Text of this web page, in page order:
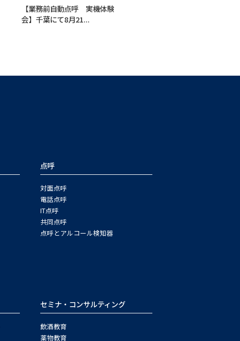
【業務前自動点呼 実機体験
会】千葉にて8月21...
点呼
対面点呼
電話点呼
IT点呼
共同点呼
点呼とアルコール検知器
セミナ・コンサルティング
飲酒教育
薬物教育